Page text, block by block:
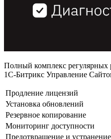
Полный комплекс регулярных
1С-Битрикс Управление
Продление лицензий
Установка обновлений
Резервное копирование
Мониторинг доступности
Предотвращение и